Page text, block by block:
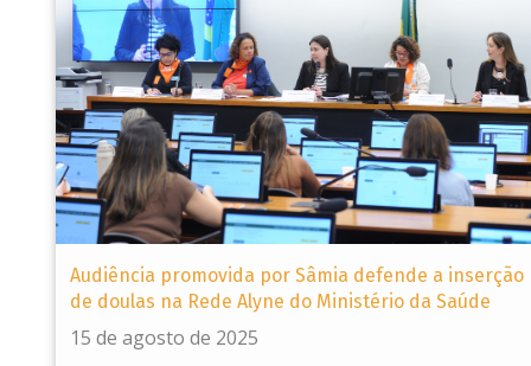
Audiência promovida por Sâmia defende a inserção
de doulas na Rede Alyne do Ministério da Saúde
15 de agosto de 2025